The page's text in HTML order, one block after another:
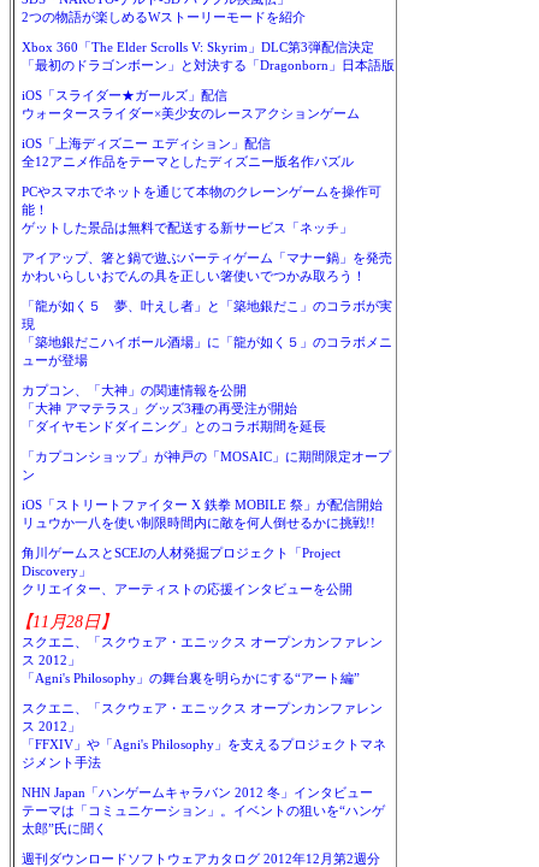
2つの物語が楽しめるWストーリーモードを紹介
Xbox 360「The Elder Scrolls V: Skyrim」DLC第3弾配信決定
「最初のドラゴンボーン」と対決する「Dragonborn」日本語版
iOS「スライダー★ガールズ」配信
ウォータースライダー×美少女のレースアクションゲーム
iOS「上海ディズニー エディション」配信
全12アニメ作品をテーマとしたディズニー版名作パズル
PCやスマホでネットを通じて本物のクレーンゲームを操作可
能！
ゲットした景品は無料で配送する新サービス「ネッチ」
アイアップ、箸と鍋で遊ぶパーティゲーム「マナー鍋」を発売
かわいらしいおでんの具を正しい箸使いでつかみ取ろう！
「龍が如く５ 夢、叶えし者」と「築地銀だこ」のコラボが実
現
「築地銀だこハイボール酒場」に「龍が如く５」のコラボメニ
ューが登場
カプコン、「大神」の関連情報を公開
「大神 アマテラス」グッズ3種の再受注が開始
「ダイヤモンドダイニング」とのコラボ期間を延長
「カプコンショップ」が神戸の「MOSAIC」に期間限定オープ
ン
iOS「ストリートファイター X 鉄拳 MOBILE 祭」が配信開始
リュウか一八を使い制限時間内に敵を何人倒せるかに挑戦!!
角川ゲームスとSCEJの人材発掘プロジェクト「Project
Discovery」
クリエイター、アーティストの応援インタビューを公開
【11月28日】
スクエニ、「スクウェア・エニックス オープンカンファレン
ス 2012」
「Agni's Philosophy」の舞台裏を明らかにする“アート編”
スクエニ、「スクウェア・エニックス オープンカンファレン
ス 2012」
「FFXIV」や「Agni's Philosophy」を支えるプロジェクトマネ
ジメント手法
NHN Japan「ハンゲームキャラバン 2012 冬」インタビュー
テーマは「コミュニケーション」。イベントの狙いを“ハンゲ
太郎”氏に聞く
週刊ダウンロードソフトウェアカタログ 2012年12月第2週分